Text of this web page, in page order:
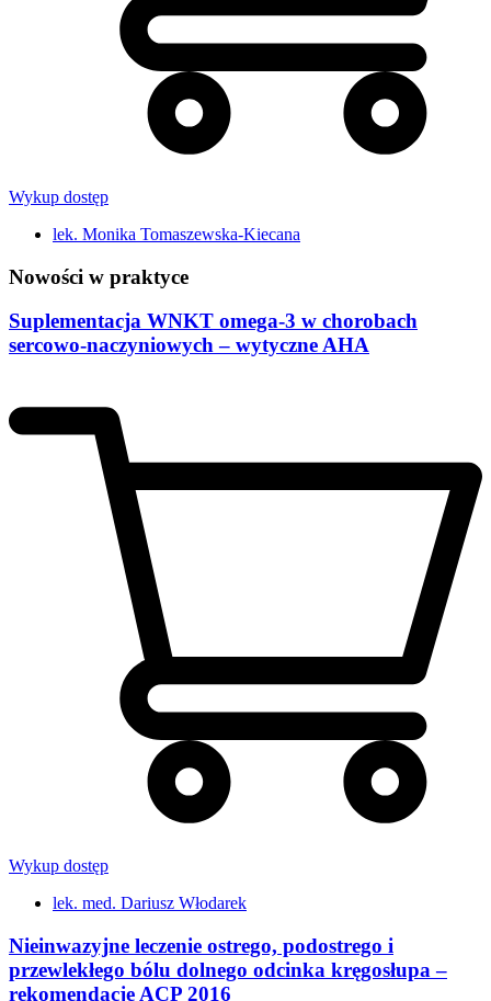
Wykup dostęp
lek. Monika Tomaszewska-Kiecana
Nowości w praktyce
Suplementacja WNKT omega-3 w chorobach
sercowo-naczyniowych – wytyczne AHA
Wykup dostęp
lek. med. Dariusz Włodarek
Nieinwazyjne leczenie ostrego, podostrego i
przewlekłego bólu dolnego odcinka kręgosłupa –
rekomendacje ACP 2016